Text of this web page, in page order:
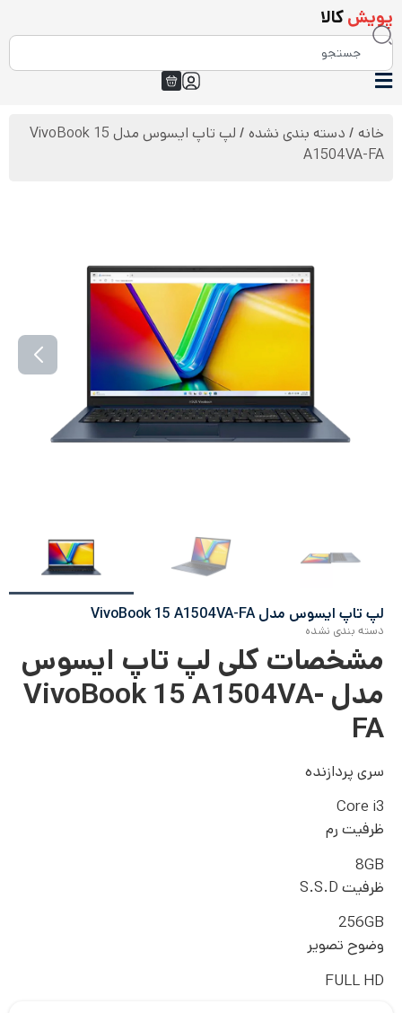
پویشکالا
خانه / دسته بندی نشده
/ لپ تاپ ایسوس مدل VivoBook 15
A1504VA-FA
لپ تاپ ایسوس مدل VivoBook 15 A1504VA-FA
دسته بندی نشده
مشخصاتکلی لپ تاپ ایسوس
مدل VivoBook 15 A1504VA-
FA
سری پردازنده
Core i3
ظرفیت رم
8GB
ظرفیت S.S.D
256GB
وضوح تصویر
FULL HD